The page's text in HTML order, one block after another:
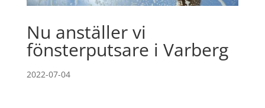
Nu anställer vi
fönsterputsare i Varberg
2022-07-04